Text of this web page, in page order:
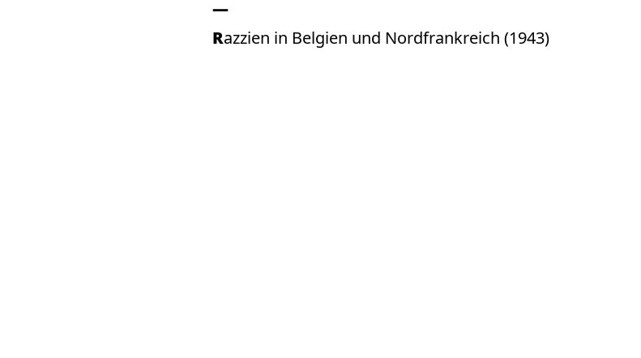
Razzien in Belgien und Nordfrankreich (1943)